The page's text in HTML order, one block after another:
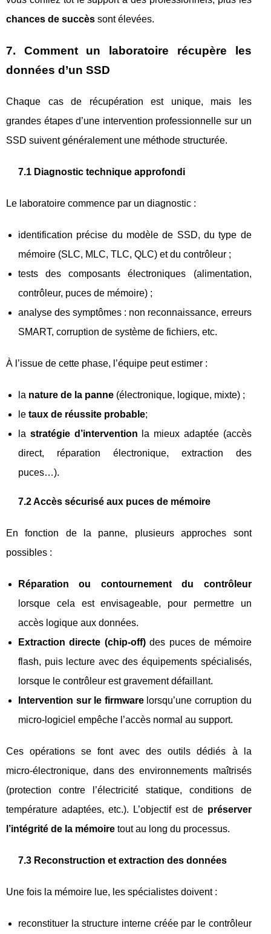
chances de succès sont élevées.
7. Comment un laboratoire récupère les
données d’un SSD
Chaque cas de récupération est unique, mais les
grandes étapes d’une intervention professionnelle sur un
SSD suivent généralement une méthode structurée.
7.1 Diagnostic technique approfondi
Le laboratoire commence par un diagnostic :
identification précise du modèle de SSD, du type de
mémoire (SLC, MLC, TLC, QLC) et du contrôleur ;
tests des composants électroniques (alimentation,
contrôleur, puces de mémoire) ;
analyse des symptômes : non reconnaissance, erreurs
SMART, corruption de système de fichiers, etc.
À l’issue de cette phase, l’équipe peut estimer :
la nature de la panne (électronique, logique, mixte) ;
le taux de réussite probable;
la stratégie d’intervention la mieux adaptée (accès
direct, réparation électronique, extraction des
puces…).
7.2 Accès sécurisé aux puces de mémoire
En fonction de la panne, plusieurs approches sont
possibles :
Réparation ou contournement du contrôleur
lorsque cela est envisageable, pour permettre un
accès logique aux données.
Extraction directe (chip-off)des puces de mémoire
flash, puis lecture avec des équipements spécialisés,
lorsque le contrôleur est gravement défaillant.
Intervention sur le firmwarelorsqu’une corruption du
micro‑logiciel empêche l’accès normal au support.
Ces opérations se font avec des outils dédiés à la
micro‑électronique, dans des environnements maîtrisés
(protection contre l’électricité statique, conditions de
température adaptées, etc.). L’objectif est de préserver
l’intégrité de la mémoire tout au long du processus.
7.3 Reconstruction et extraction des données
Une fois la mémoire lue, les spécialistes doivent :
reconstituer la structure interne créée par le contrôleur